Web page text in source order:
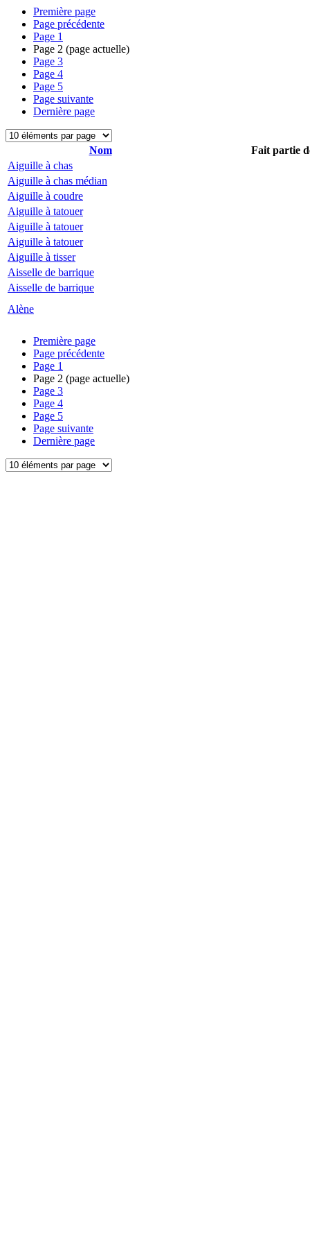
Première page
Page précédente
Page 1
Page 2 (page actuelle)
Page 3
Page 4
Page 5
Page suivante
Dernière page
Nom
Fait partie
Aiguille à chas
Aiguille à chas médian
Aiguille à coudre
Aiguille à tatouer
Aiguille à tatouer
Aiguille à tatouer
Aiguille à tisser
Aisselle de barrique
Aisselle de barrique
Alène
Première page
Page précédente
Page 1
Page 2 (page actuelle)
Page 3
Page 4
Page 5
Page suivante
Dernière page